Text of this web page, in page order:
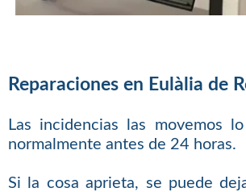
Reparaciones en Eulàlia de
Las incidencias las movemos
normalmente antes de 24 horas.
Si la cosa aprieta, se puede